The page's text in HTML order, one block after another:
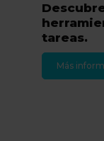
tareas.
Más